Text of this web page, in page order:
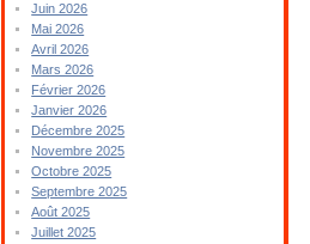
Juin 2026
Mai 2026
Avril 2026
Mars 2026
Février 2026
Janvier 2026
Décembre 2025
Novembre 2025
Octobre 2025
Septembre 2025
Août 2025
Juillet 2025